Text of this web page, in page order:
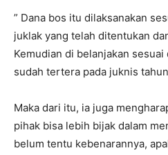
” Dana bos itu dilaksanakan
juklak yang telah ditentukan
Kemudian di belanjakan
sudah tertera pada juknis
Maka dari itu, ia juga
pihak bisa lebih bijak dalam
belum tentu kebenarannya,